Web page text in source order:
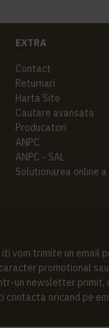
EXTRA
Contact
Returnari
Harta Site
Cautare avansata
Producatori
ANPC
ANPC - SAL
Solutionarea online
vom trimite un email
promotional
un newsletter
contacta oricand pe